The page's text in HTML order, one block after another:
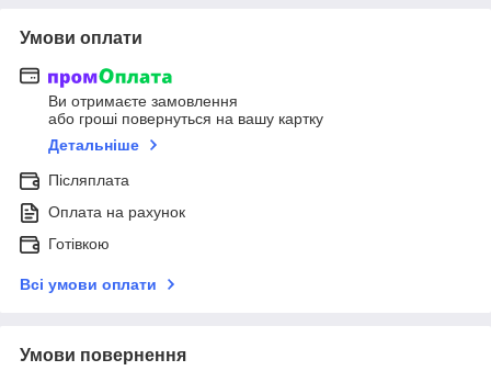
Умови оплати
Ви отримаєте замовлення
або гроші повернуться на вашу картку
Детальніше
Післяплата
Оплата на рахунок
Готівкою
Всі умови оплати
Умови повернення